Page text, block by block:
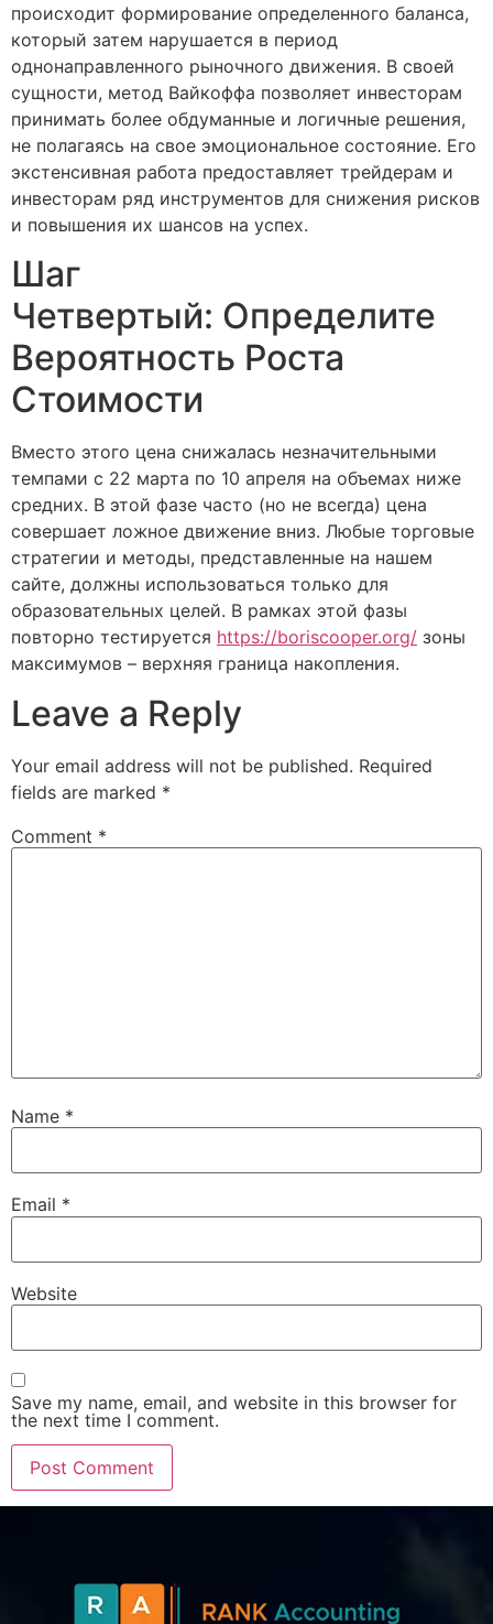
происходит формирование определенного баланса,
который затем нарушается в период
однонаправленного рыночного движения. В своей
сущности, метод Вайкоффа позволяет инвесторам
принимать более обдуманные и логичные решения,
не полагаясь на свое эмоциональное состояние. Его
экстенсивная работа предоставляет трейдерам и
инвесторам ряд инструментов для снижения рисков
и повышения их шансов на успех.
Шаг
Четвертый: Определите
Вероятность Роста
Стоимости
Вместо этого цена снижалась незначительными
темпами с 22 марта по 10 апреля на объемах ниже
средних. В этой фазе часто (но не всегда) цена
совершает ложное движение вниз. Любые торговые
стратегии и методы, представленные на нашем
сайте, должны использоваться только для
образовательных целей. В рамках этой фазы
повторно тестируется https://boriscooper.org/ зоны
максимумов – верхняя граница накопления.
Leave a Reply
Your email address will not be published. Required
fields are marked *
Comment *
Name *
Email *
Website
Save my name, email, and website in this browser for
the next time I comment.